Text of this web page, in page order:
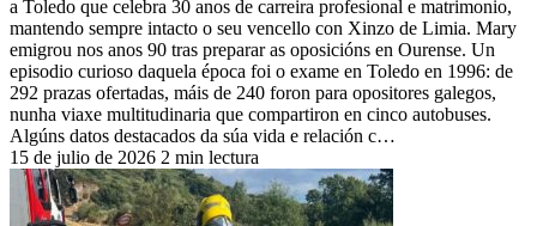
a Toledo que celebra 30 anos de carreira profesional e matrimonio,
mantendo sempre intacto o seu vencello con Xinzo de Limia. Mary
emigrou nos anos 90 tras preparar as oposicións en Ourense. Un
episodio curioso daquela época foi o exame en Toledo en 1996: de
292 prazas ofertadas, máis de 240 foron para opositores galegos,
nunha viaxe multitudinaria que compartiron en cinco autobuses.
Algúns datos destacados da súa vida e relación c…
15 de julio de 2026 2 min lectura